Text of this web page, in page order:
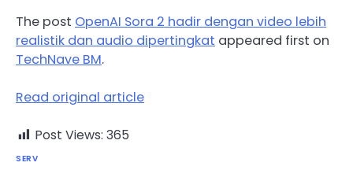
The post OpenAI Sora 2 hadir dengan video lebih
realistik dan audio dipertingkat appeared first on
TechNave BM.
Read original article
Post Views: 365
SERV